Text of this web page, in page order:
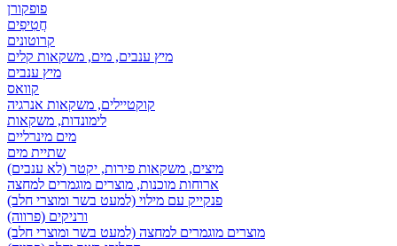
פופקורן
חֲטִיפִים
קרוטונים
מיץ ענבים, מים, משקאות קלים
מיץ ענבים
קוואס
קוקטיילים, משקאות אנרגיה
לימונדות, משקאות
מים מינרליים
שתיית מים
מיצים, משקאות פירות, יקטר (לא ענבים)
ארוחות מוכנות, מוצרים מוגמרים למחצה
פנקייק עם מילוי (למעט בשר ומוצרי חלב)
ורניקים (פרווה)
מוצרים מוגמרים למחצה (למעט בשר ומוצרי חלב)